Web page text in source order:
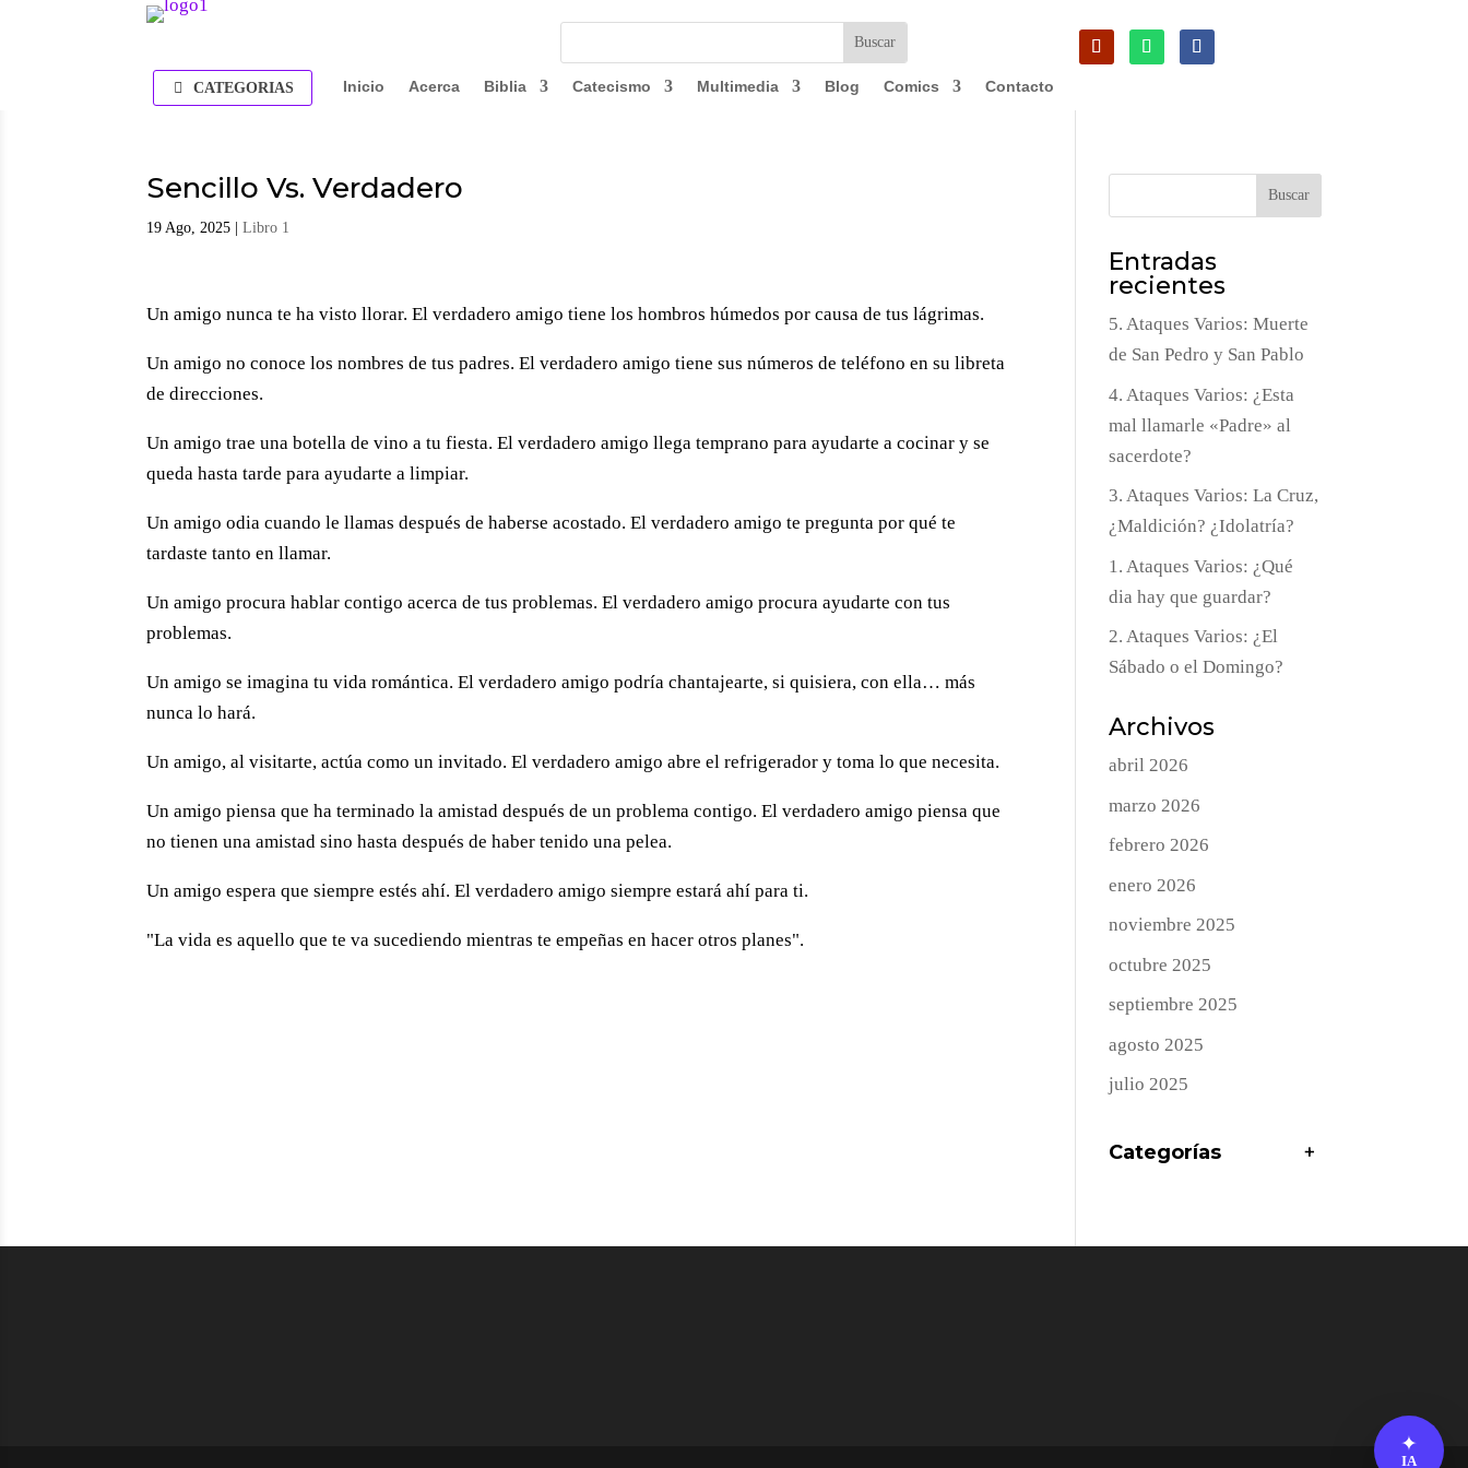
CATEGORIAS Inicio Acerca Biblia Catecismo Multimedia Blog Comics Contacto
Sencillo Vs. Verdadero
19 Ago, 2025 |Libro 1
Un amigo nunca te ha visto llorar. El verdadero amigo tiene los hombros húmedos por causa de tus lágrimas.
Un amigo no conoce los nom­bres de tus padres. El verdade­ro amigo tiene sus números de teléfono en su libreta
de direc­ciones.
Un amigo trae una botella de vino a tu fiesta. El verdadero amigo llega temprano para ayu­darte a cocinar y se
queda hasta tarde para ayudarte a limpiar.
Un amigo odia cuando le lla­mas después de haberse acos­tado. El verdadero amigo te pre­gunta por qué te
tardaste tanto en llamar.
Un amigo procura hablar contigo acerca de tus proble­mas. El verdadero amigo procu­ra ayudarte con tus
problemas.
Un amigo se imagina tu vida romántica. El verdadero amigo podría chantajearte, si quisiera, con ella… más
nunca lo hará.
Un amigo, al visitarte, actúa como un invitado. El verdadero amigo abre el refrigerador y toma lo que necesita.
Un amigo piensa que ha ter­minado la amistad después de un problema contigo. El verdadero amigo piensa que
no tienen una amistad sino hasta después de haber tenido una pelea.
Un amigo espera que siempre estés ahí. El verdadero amigo siempre estará ahí para ti.
"La vida es aquello que te va sucediendo mientras te empeñas en hacer otros planes".
Buscar
Entradas
recientes
5. Ataques Varios: Muerte
de San Pedro y San Pablo
4. Ataques Varios: ¿Esta
mal llamarle «Padre» al
sacerdote?
3. Ataques Varios: La Cruz,
¿Maldición? ¿Idolatría?
1. Ataques Varios: ¿Qué
dia hay que guardar?
2. Ataques Varios: ¿El
Sábado o el Domingo?
Archivos
abril 2026
marzo 2026
febrero 2026
enero 2026
noviembre 2025
octubre 2025
septiembre 2025
agosto 2025
julio 2025
Categorías +
✦
IA